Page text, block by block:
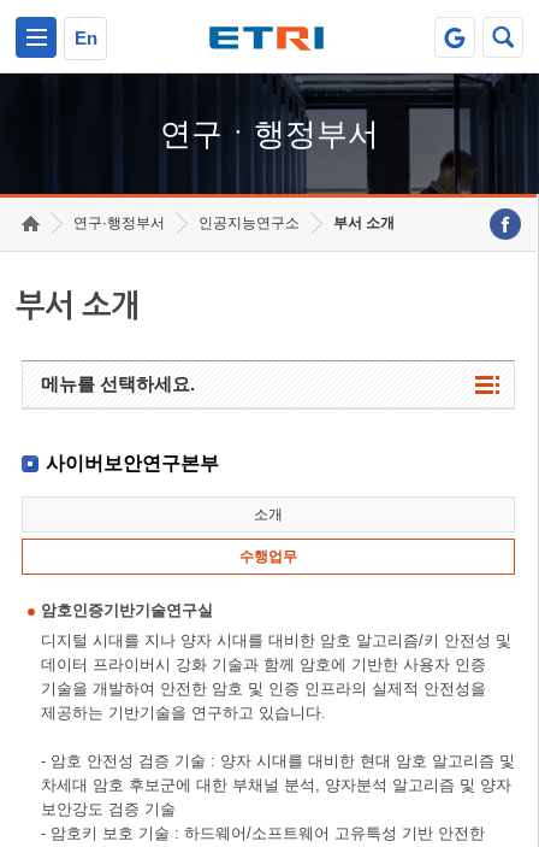
En
연구ㆍ행정부서
연구·행정부서 인공지능연구소 부서 소개
부서 소개
메뉴를 선택하세요.
사이버보안연구본부
소개
수행업무
암호인증기반기술연구실
디지털 시대를 지나 양자 시대를 대비한 암호 알고리즘/키 안전성 및
데이터 프라이버시 강화 기술과 함께 암호에 기반한 사용자 인증
기술을 개발하여 안전한 암호 및 인증 인프라의 실제적 안전성을
제공하는 기반기술을 연구하고 있습니다.
- 암호 안전성 검증 기술 : 양자 시대를 대비한 현대 암호 알고리즘 및
차세대 암호 후보군에 대한 부채널 분석, 양자분석 알고리즘 및 양자
보안강도 검증 기술
- 암호키 보호 기술 : 하드웨어/소프트웨어 고유특성 기반 안전한